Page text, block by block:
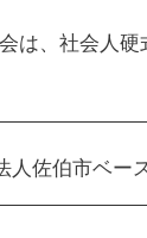
、社会人
人佐伯市ベー